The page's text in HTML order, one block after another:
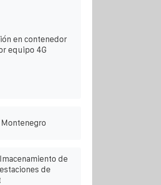
en contenedor
equipo 4G
de
de